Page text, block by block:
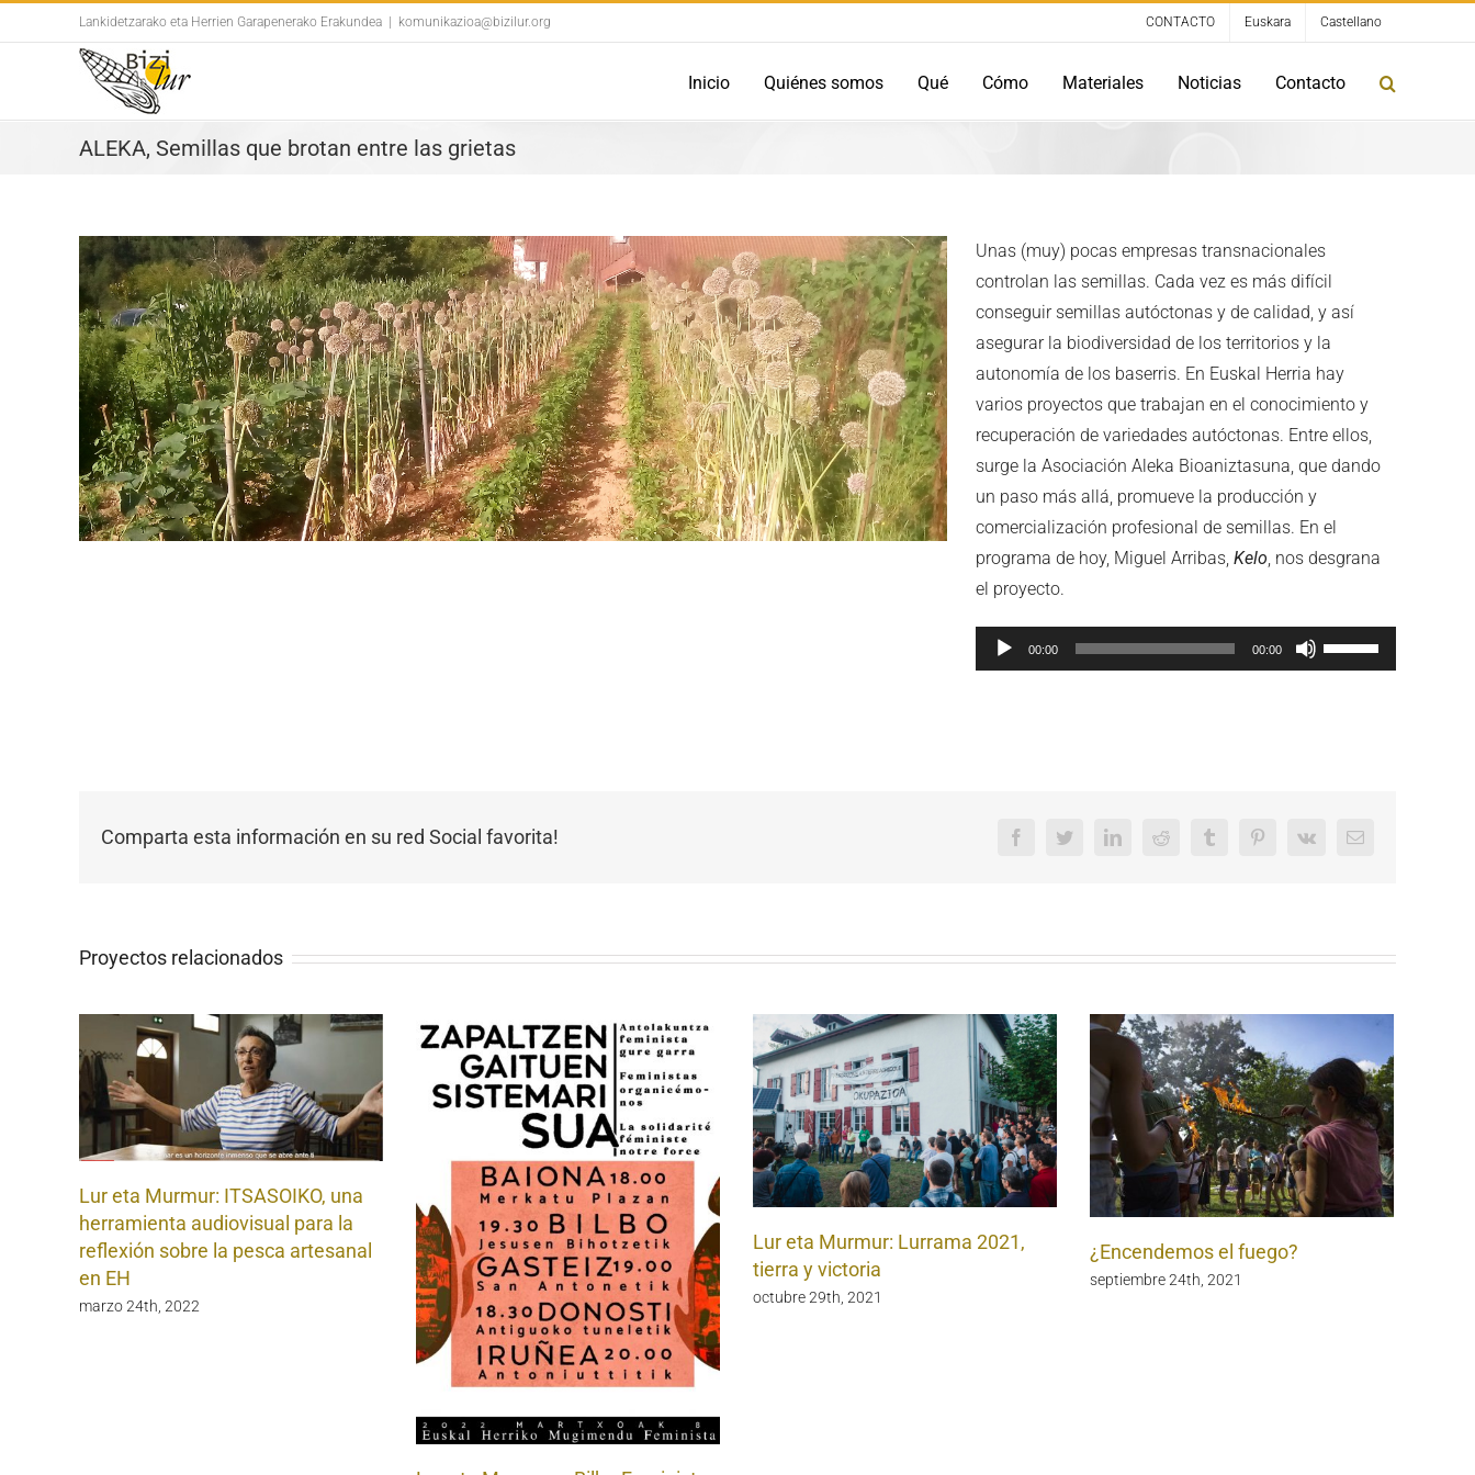
to
Lankidetzarako eta Herrien Garapenerako Erakundea komunikazioa@bizilur.org CONTACTO Euskara Castellano
Inicio Quiénes somos Qué Cómo Materiales Noticias Contacto
ALEKA, Semillas que brotan entre las grietas
View
Larger
Image
Unas (muy) pocas empresas transnacionales
controlan las semillas. Cada vez es más difícil
conseguir semillas autóctonas y de calidad, y así
asegurar la biodiversidad de los territorios y la
autonomía de los baserris. En Euskal Herria hay
varios proyectos que trabajan en el conocimiento y
recuperación de variedades autóctonas. Entre ellos,
surge la Asociación Aleka Bioaniztasuna, que dando
un paso más allá, promueve la producción y
comercialización profesional de semillas. En el
programa de hoy, Miguel Arribas,Kelo, nos desgrana
el proyecto.
Reproductor
de
00:00 00:00
Utiliza
las
Comparta esta información en su red Social favorita! FacebookTwitterLinkedInReddit Tumblr PinterestVk Email
Proyectos relacionados
Lur eta Murmur: ITSASOIKO, una
herramienta audiovisual para la
reflexión sobre la pesca artesanal
en EH
marzo 24th, 2022
Lur eta Murmur: Lurrama 2021,
tierra y victoria
octubre 29th, 2021
¿Encendemos el fuego?
septiembre 24th, 2021